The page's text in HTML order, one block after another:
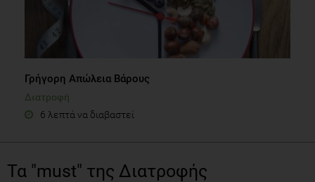
Γρήγορη Απώλεια Βάρους
Διατροφή
6 λεπτά να διαβαστεί
Τα "must" της Διατροφής